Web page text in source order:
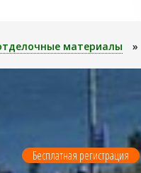
материалы »
Бесплатная регистрация